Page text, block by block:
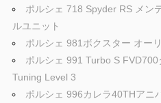
ビ
ゲ
ー
シ
ポルシェ 718 Spyder RS メン
ルユニット
ポルシェ 981ボクスター オー
ポルシェ 991 Turbo S
Tuning Level 3
ポルシェ 996カレラ40THアニ